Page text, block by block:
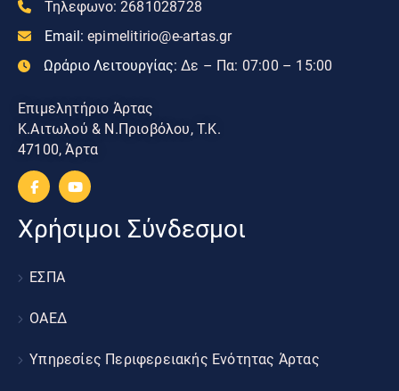
Τηλεφωνο: 2681028728
Email: epimelitirio@e-artas.gr
Ωράριο Λειτουργίας: Δε – Πα: 07:00 – 15:00
Επιμελητήριο Άρτας
Κ.Αιτωλού & Ν.Πριοβόλου, Τ.Κ.
47100, Άρτα
Χρήσιμοι Σύνδεσμοι
ΕΣΠΑ
ΟΑΕΔ
Υπηρεσίες Περιφερειακής Ενότητας Άρτας